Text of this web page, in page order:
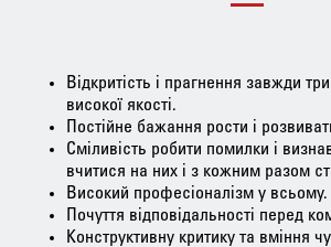
Відкритість і прагнення завжди
високої якості.
Постійне бажання рости і
Сміливість робити помилки і
вчитися на них і з кожним разом
Високий професіоналізм у всьому.
Почуття відповідальності перед
Конструктивну критику та вміння